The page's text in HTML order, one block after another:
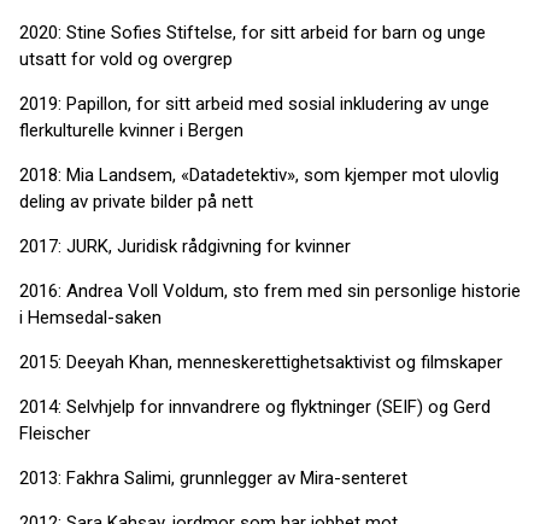
2020: Stine Sofies Stiftelse, for sitt arbeid for barn og unge
utsatt for vold og overgrep
2019: Papillon, for sitt arbeid med sosial inkludering av unge
flerkulturelle kvinner i Bergen
2018: Mia Landsem, «Datadetektiv», som kjemper mot ulovlig
deling av private bilder på nett
2017: JURK, Juridisk rådgivning for kvinner
2016: Andrea Voll Voldum, sto frem med sin personlige historie
i Hemsedal-saken
2015: Deeyah Khan, menneskerettighetsaktivist og filmskaper
2014: Selvhjelp for innvandrere og flyktninger (SEIF) og Gerd
Fleischer
2013: Fakhra Salimi, grunnlegger av Mira-senteret